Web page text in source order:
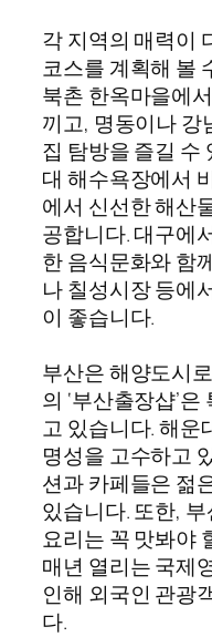
각 지역의 매력이
코스를 계획해 볼
북촌 한옥마을에
끼고, 명동이나 강
집 탐방을 즐길 수
대 해수욕장에서
에서 신선한 해산
공합니다. 대구에
한 음식문화와 함
나 칠성시장 등에
이 좋습니다.
부산은 해양도시
의 ‘부산출장샵’
고 있습니다. 해운
명성을 고수하고
션과 카페들은 젊
있습니다. 또한,
요리는 꼭 맛봐야
매년 열리는 국제
인해 외국인 관광
다.